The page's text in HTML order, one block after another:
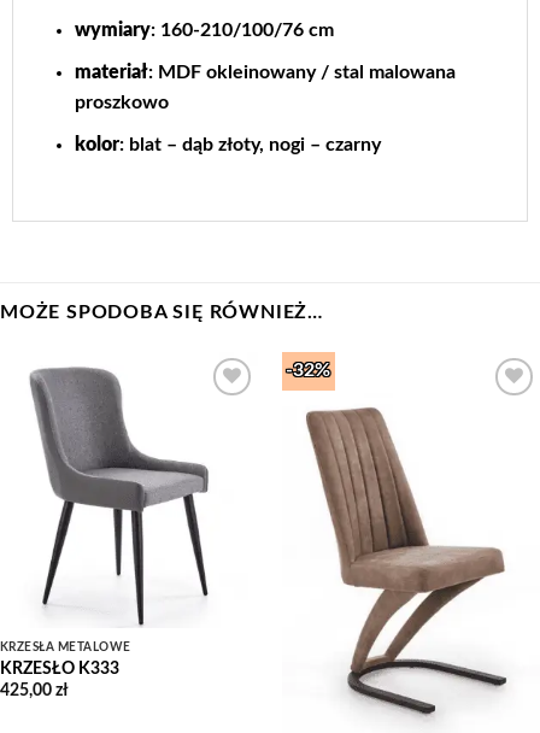
wymiary: 160-210/100/76 cm
materiał: MDF okleinowany / stal malowana
proszkowo
kolor: blat – dąb złoty, nogi – czarny
MOŻE SPODOBA SIĘ RÓWNIEŻ…
KRZESŁA METALOWE
KRZESŁO K333
425,00 zł
-32%